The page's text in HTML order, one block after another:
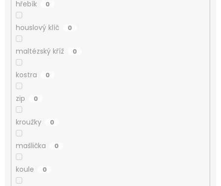
hřebík 0
houslový klíč 0
maltézský kříž 0
kostra 0
zip 0
kroužky 0
mašlička 0
koule 0